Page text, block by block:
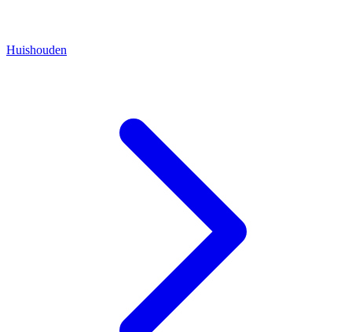
Huishouden